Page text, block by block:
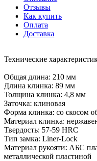
Отзывы
Как купить
Оплата
Доставка
Технические
Общая длина: 210 мм
Длина клинка: 89 мм
Толщина клинка: 4,8 мм
Заточка: клиновая
Форма клинка: со скосом
Материал клинка:
Твердость: 57-59 HRC
Тип замка: Liner-Lock
Материал рукояти: АБС
металлической пластиной